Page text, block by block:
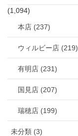
(1,094)
本店 (237)
ウィルビー店 (219)
有明店 (231)
国見店 (207)
瑞穂店 (199)
未分類 (3)